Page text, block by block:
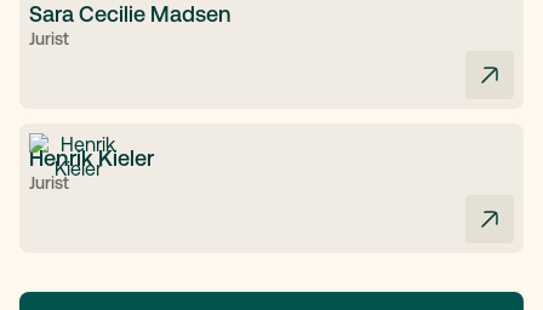
Sara Cecilie Madsen
Jurist
Henrik Kieler
Jurist